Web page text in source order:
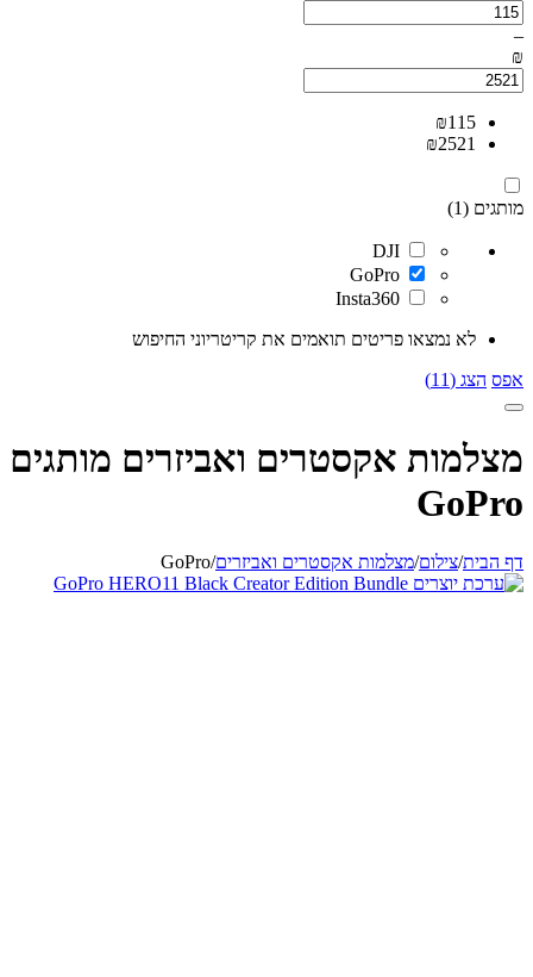
–
₪
₪115
₪2521
מותגים (1)
DJI
GoPro
Insta360
לא נמצאו פריטים תואמים את קריטריוני החיפוש
אפס הצג (11)
מצלמות אקסטרים ואביזרים מותגים
GoPro
דף הבית/צילום/מצלמות אקסטרים ואביזרים/
GoPro